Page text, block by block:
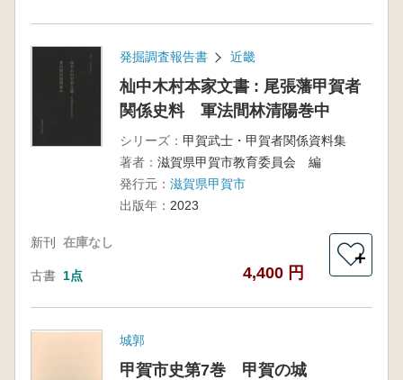
発掘調査報告書 近畿
杣中木村本家文書 : 尾張藩甲賀者
関係史料 軍法間林清陽巻中
シリーズ： 甲賀武士・甲賀者関係資料集
著者： 滋賀県甲賀市教育委員会 編
発行元： 滋賀県甲賀市
出版年： 2023
新刊 在庫なし
古書 1点 4,400 円
＋
城郭
甲賀市史第7巻 甲賀の城